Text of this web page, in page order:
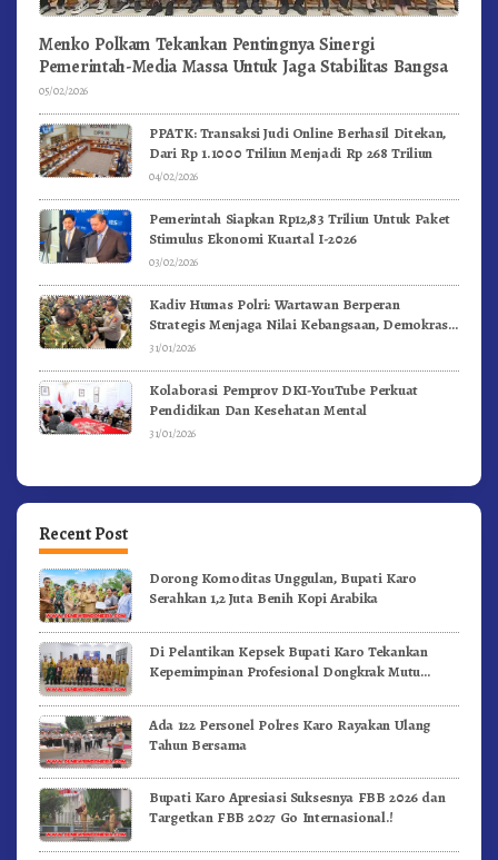
Menko Polkam Tekankan Pentingnya Sinergi
Pemerintah-Media Massa Untuk Jaga Stabilitas Bangsa
05/02/2026
PPATK: Transaksi Judi Online Berhasil Ditekan,
Dari Rp 1.1000 Triliun Menjadi Rp 268 Triliun
04/02/2026
Pemerintah Siapkan Rp12,83 Triliun Untuk Paket
Stimulus Ekonomi Kuartal I-2026
03/02/2026
Kadiv Humas Polri: Wartawan Berperan
Strategis Menjaga Nilai Kebangsaan, Demokrasi,
dan NKRI
31/01/2026
Kolaborasi Pemprov DKI-YouTube Perkuat
Pendidikan Dan Kesehatan Mental
31/01/2026
Recent Post
Dorong Komoditas Unggulan, Bupati Karo
Serahkan 1,2 Juta Benih Kopi Arabika
Di Pelantikan Kepsek Bupati Karo Tekankan
Kepemimpinan Profesional Dongkrak Mutu
Ada 122 Personel Polres Karo Rayakan Ulang
Tahun Bersama
Bupati Karo Apresiasi Suksesnya FBB 2026 dan
Targetkan FBB 2027 Go Internasional.!